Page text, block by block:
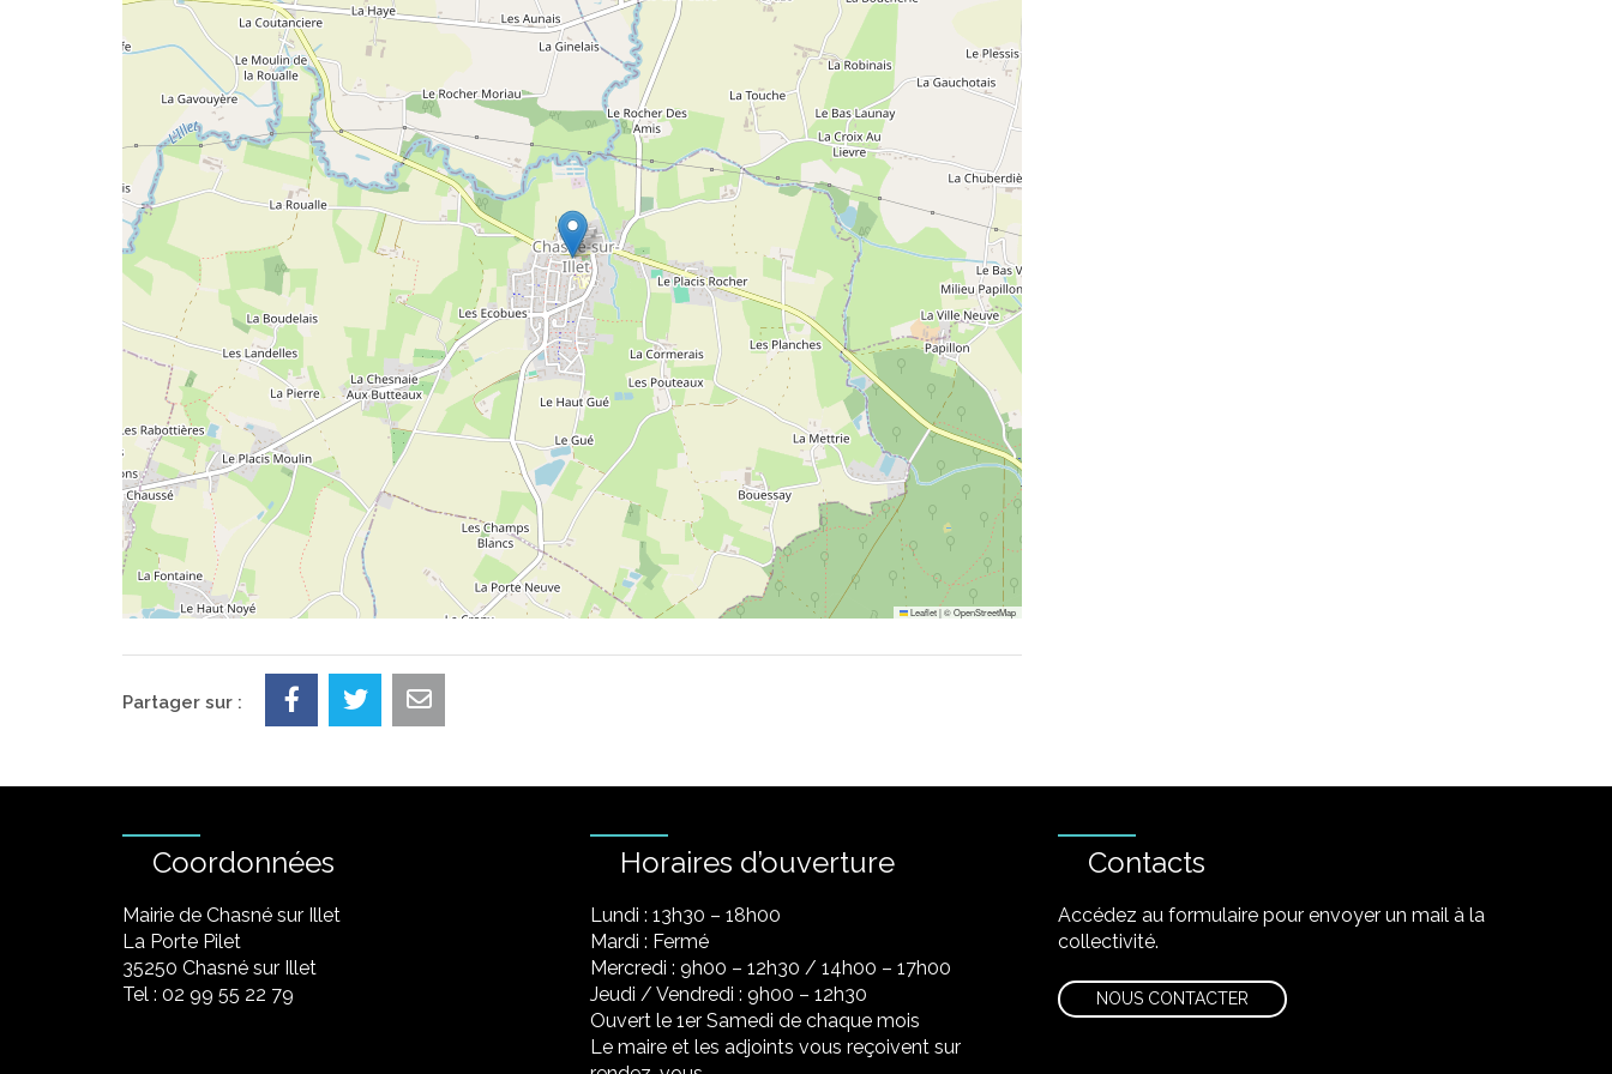
Leaflet|©OpenStreetMap
Partager sur :
Coordonnées
Mairie de Chasné sur Illet
La Porte Pilet
35250 Chasné sur Illet
Tel : 02 99 55 22 79
Horaires d’ouverture
Lundi : 13h30 – 18h00
Mardi : Fermé
Mercredi : 9h00 – 12h30 / 14h00 – 17h00
Jeudi / Vendredi : 9h00 – 12h30
Ouvert le 1er Samedi de chaque mois
Le maire et les adjoints vous reçoivent sur
Contacts
Accédez au formulaire pour envoyer un mail à la
collectivité.
NOUS CONTACTER